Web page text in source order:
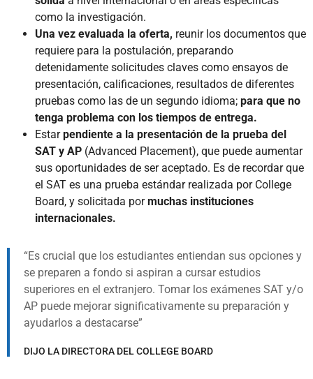
como la investigación.
Una vez evaluada la oferta, reunir los documentos que
requiere para la postulación, preparando
detenidamente solicitudes claves como ensayos de
presentación, calificaciones, resultados de diferentes
pruebas como las de un segundo idioma; para que no
tenga problema con los tiempos de entrega.
Estarpendiente a la presentación de la prueba del
SAT y AP (Advanced Placement), que puede aumentar
sus oportunidades de ser aceptado. Es de recordar que
el SAT es una prueba estándar realizada por College
Board, y solicitada pormuchas instituciones
internacionales.
Es crucial que los estudiantes entiendan sus opciones y
se preparen a fondo si aspiran a cursar estudios
superiores en el extranjero. Tomar los exámenes SAT y/o
AP puede mejorar significativamente su preparación y
ayudarlos a destacarse
DIJO LA DIRECTORA DEL COLLEGE BOARD